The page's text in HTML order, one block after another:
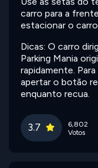
carro para a
estacionar o
Dicas: O carro
Parking Mania
rapidamente.
apertar o botão
enquanto recua.
3.7
6,802
Votos